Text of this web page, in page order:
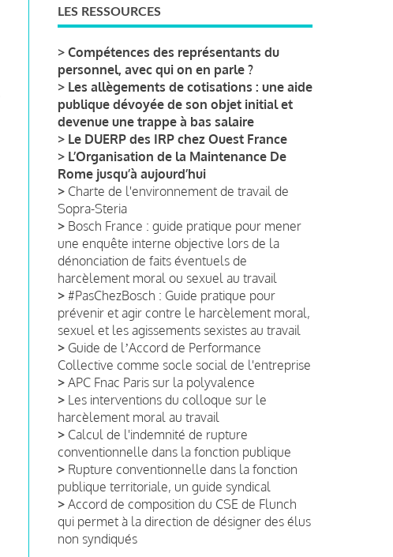
LES RESSOURCES
> Compétences des représentants du
personnel, avec qui on en parle ?
> Les allègements de cotisations : une aide
publique dévoyée de son objet initial et
devenue une trappe à bas salaire
> Le DUERP des IRP chez Ouest France
> L’Organisation de la Maintenance De
Rome jusqu’à aujourd’hui
> Charte de l'environnement de travail de
Sopra-Steria
> Bosch France : guide pratique pour mener
une enquête interne objective lors de la
dénonciation de faits éventuels de
harcèlement moral ou sexuel au travail
> #PasChezBosch : Guide pratique pour
prévenir et agir contre le harcèlement moral,
sexuel et les agissements sexistes au travail
> Guide de lʼAccord de Performance
Collective comme socle social de l'entreprise
> APC Fnac Paris sur la polyvalence
> Les interventions du colloque sur le
harcèlement moral au travail
> Calcul de l'indemnité de rupture
conventionnelle dans la fonction publique
> Rupture conventionnelle dans la fonction
publique territoriale, un guide syndical
> Accord de composition du CSE de Flunch
qui permet à la direction de désigner des élus
non syndiqués